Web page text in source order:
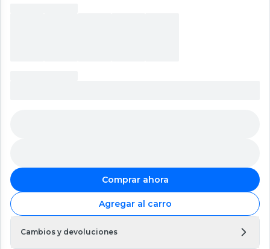
Comprar ahora
Agregar al carro
Cambios y devoluciones